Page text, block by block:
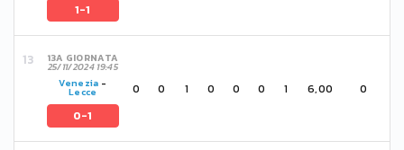
1-1
13A GIORNATA
25/11/2024 19:45
Venezia -
Lecce
0-1
0 0 1 0 0 0 1 6,00 0